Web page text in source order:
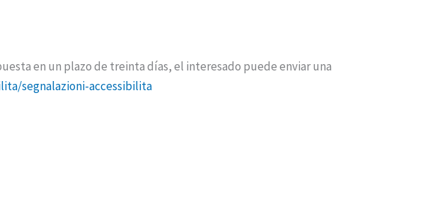
en un plazo de treinta días, el interesado puede enviar una
segnalazioni-accessibilita